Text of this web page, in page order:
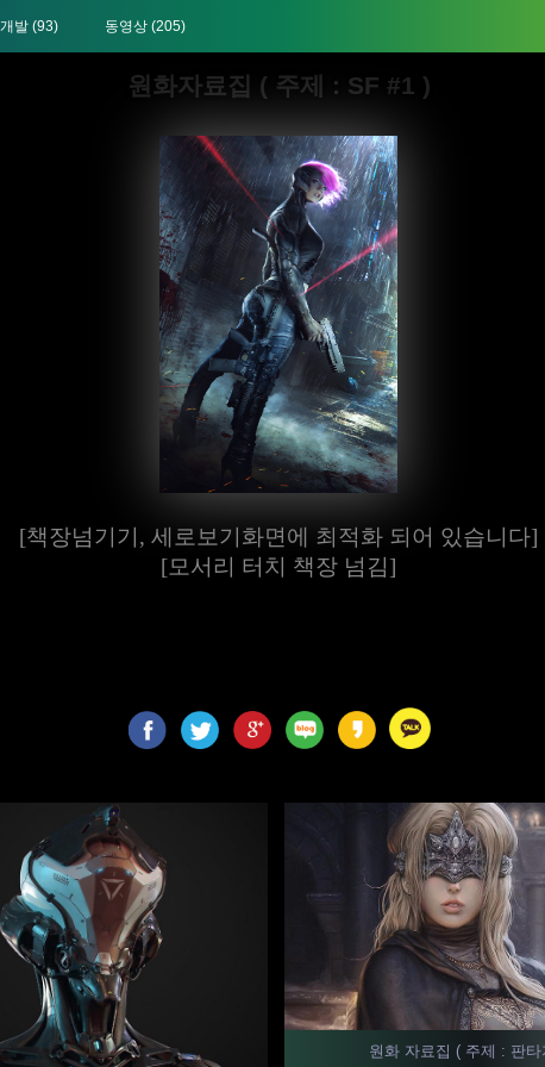
개발 (93) 동영상 (205)
원화자료집 ( 주제 : SF #1 )
[책장넘기기, 세로보기화면에 최적화 되어 있습니다]
[모서리 터치 책장 넘김]
원화 자료집 ( 주제 : 판타